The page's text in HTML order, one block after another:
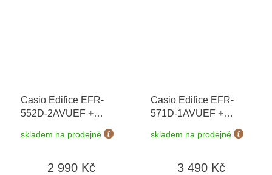
Casio Edifice EFR-
552D-2AVUEF +
možnost výměny do 90
dní + doprava zdarma
skladem na prodejně
2 990 Kč
Casio Edifice EFR-
571D-1AVUEF +
možnost výměny do 90
dní + doprava zdarma
skladem na prodejně
3 490 Kč